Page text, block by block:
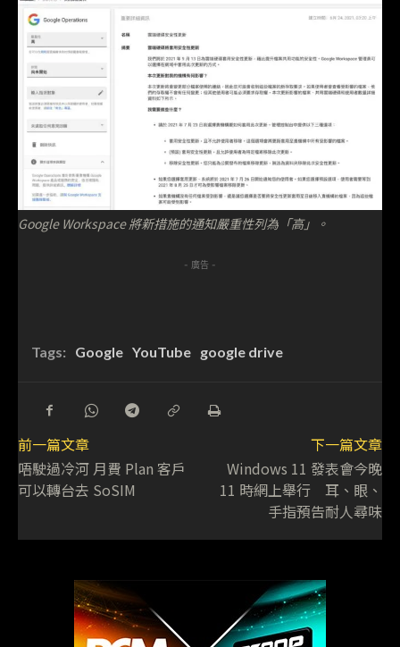
Google Workspace 將新措施的通知嚴重性列為「高」。
- 廣告 -
Tags: Google YouTube google drive
前一篇文章
唔駛過冷河 月費 Plan 客戶
可以轉台去 SoSIM
下一篇文章
Windows 11 發表會今晚
11 時網上舉行 耳、眼、
手指預告耐人尋味